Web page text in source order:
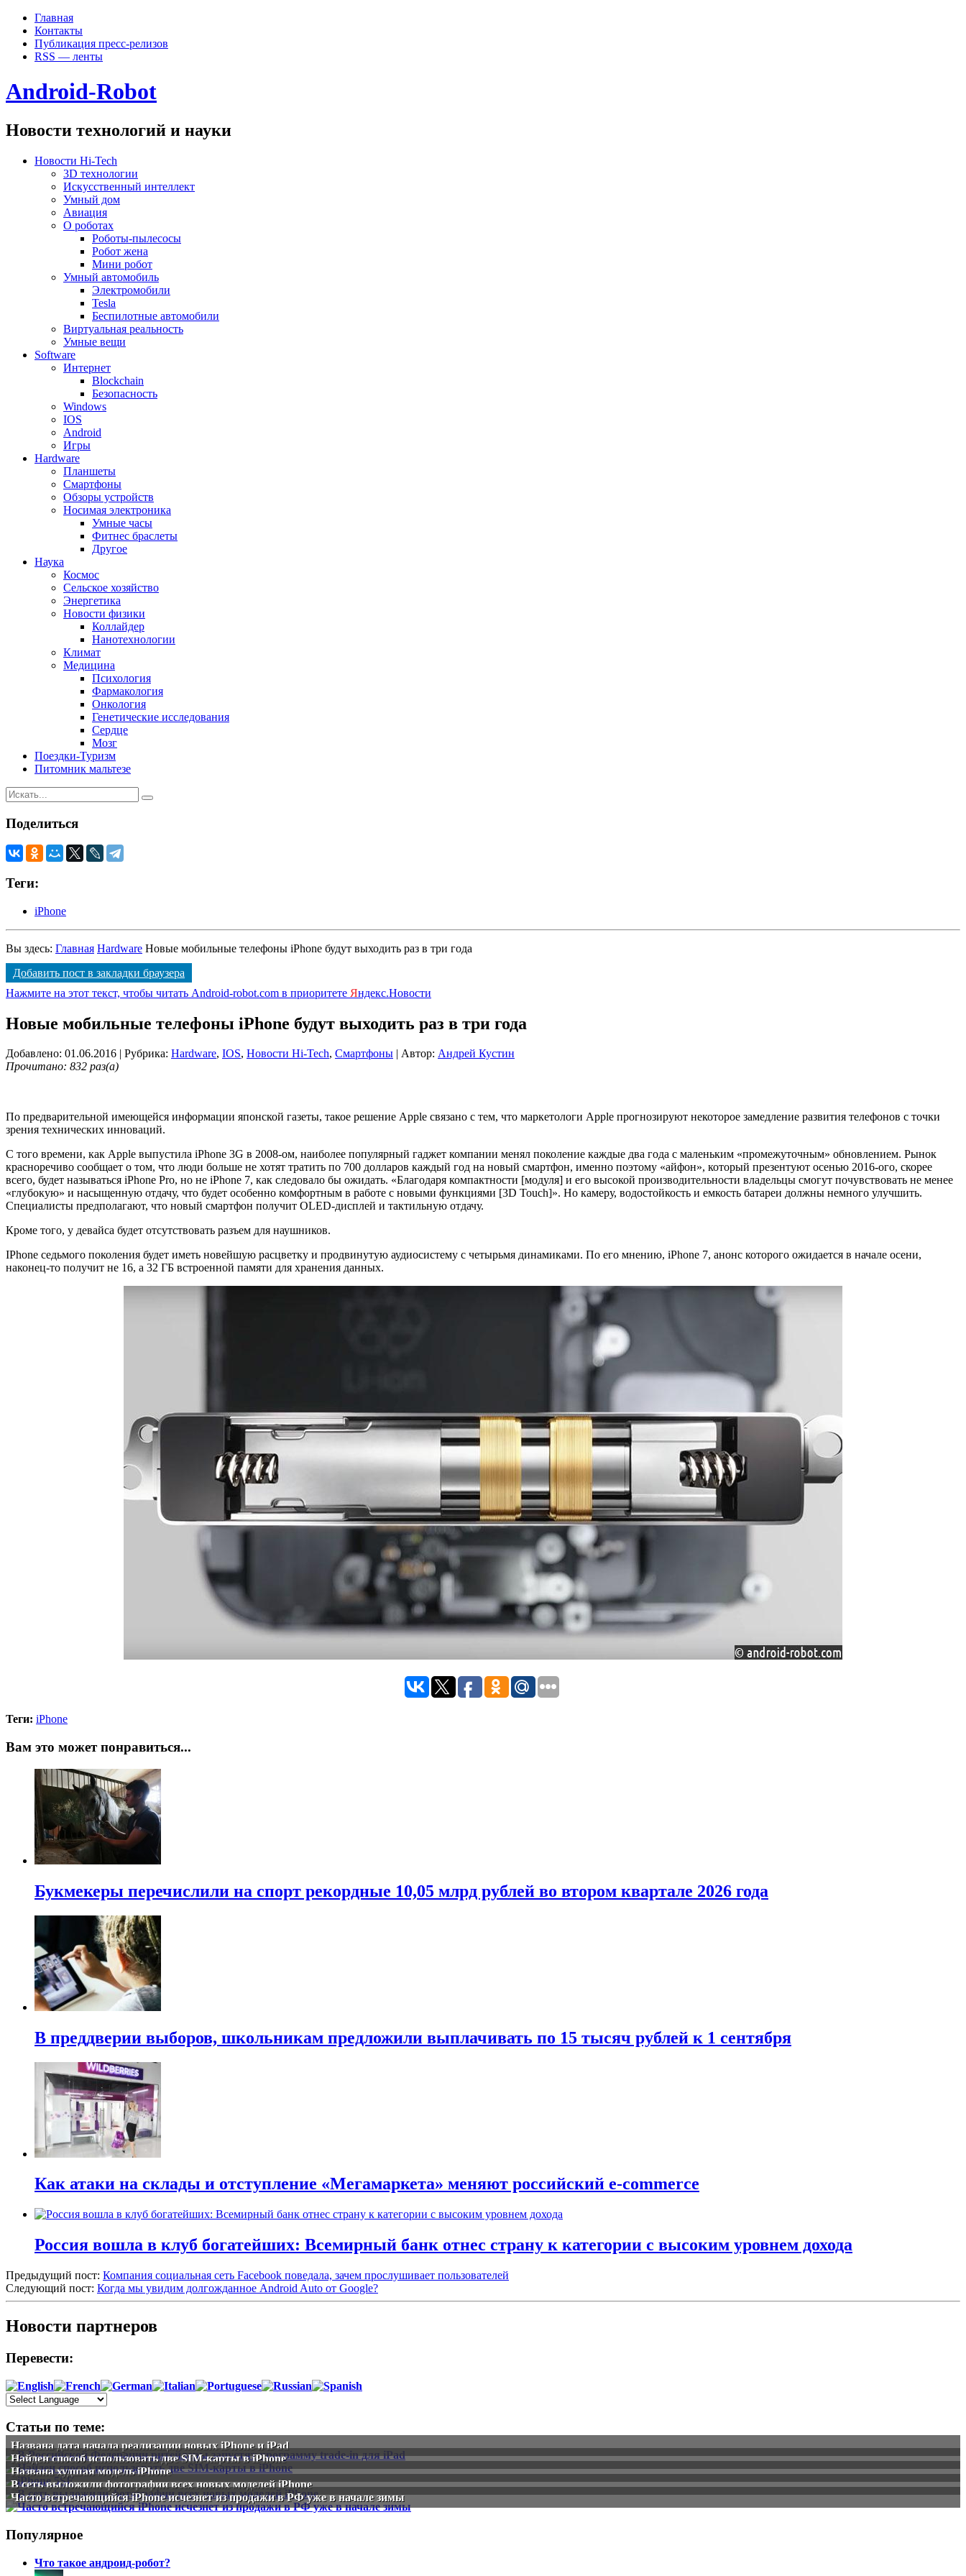
Главная
Контакты
Публикация пресс-релизов
RSS — ленты
Android-Robot
Новости технологий и науки
Новости Hi-Tech
3D технологии
Искусственный интеллект
Умный дом
Авиация
О роботах
Роботы-пылесосы
Робот жена
Мини робот
Умный автомобиль
Электромобили
Tesla
Беспилотные автомобили
Виртуальная реальность
Умные вещи
Software
Интернет
Blockchain
Безопасность
Windows
IOS
Android
Игры
Hardware
Планшеты
Смартфоны
Обзоры устройств
Носимая электроника
Умные часы
Фитнес браслеты
Другое
Наука
Космос
Сельское хозяйство
Энергетика
Новости физики
Коллайдер
Нанотехнологии
Климат
Медицина
Психология
Фармакология
Онкология
Генетические исследования
Сердце
Мозг
Поездки-Туризм
Питомник мальтезе
Поделиться
Теги:
iPhone
Вы здесь: Главная Hardware Новые мобильные телефоны iPhone будут выходить раз в три года
Добавить пост в закладки браузера
Нажмите на этот текст, чтобы читать Android-robot.com в приоритете Яндекс.Новости
Новые мобильные телефоны iPhone будут выходить раз в три года
Добавлено: 01.06.2016 | Рубрика: Hardware, IOS, Новости Hi-Tech, Смартфоны | Автор: Андрей Кустин
Прочитано: 832 раз(а)
По предварительной имеющейся информации японской газеты, такое решение Apple связано с тем, что маркетологи Apple прогнозируют некоторое замедление развития телефонов с точки
зрения технических инноваций.
С того времени, как Apple выпустила iPhone 3G в 2008-ом, наиболее популярный гаджет компании менял поколение каждые два года с маленьким «промежуточным» обновлением. Рынок
красноречиво сообщает о том, что люди больше не хотят тратить по 700 долларов каждый год на новый смартфон, именно поэтому «айфон», который презентуют осенью 2016-ого, скорее
всего, будет называться iPhone Pro, но не iPhone 7, как следовало бы ожидать. «Благодаря компактности [модуля] и его высокой производительности владельцы смогут почувствовать не менее
«глубокую» и насыщенную отдачу, что будет особенно комфортным в работе с новыми функциями [3D Touch]». Но камеру, водостойкость и емкость батареи должны немного улучшить.
Специалисты предполагают, что новый смартфон получит OLED-дисплей и тактильную отдачу.
Кроме того, у девайса будет отсутствовать разъем для наушников.
IPhone седьмого поколения будет иметь новейшую расцветку и продвинутую аудиосистему с четырьмя динамиками. По его мнению, iPhone 7, анонс которого ожидается в начале осени,
наконец-то получит не 16, а 32 ГБ встроенной памяти для хранения данных.
Теги: iPhone
Вам это может понравиться...
Букмекеры перечислили на спорт рекордные 10,05 млрд рублей во втором квартале 2026 года
В преддверии выборов, школьникам предложили выплачивать по 15 тысяч рублей к 1 сентября
Как атаки на склады и отступление «Мегамаркета» меняют российский e-commerce
Россия вошла в клуб богатейших: Всемирный банк отнес страну к категории с высоким уровнем дохода
Предыдущий пост: Компания социальная сеть Facebook поведала, зачем прослушивает пользователей
Следующий пост: Когда мы увидим долгожданное Android Auto от Google?
Новости партнеров
Перевести:
Статьи по теме:
Названа дата начала реализации новых iPhone и iPad
Найден способ использовать две SIM-карты в iPhone
Названа худшая модель iPhone
В сеть выложили фотографии всех новых моделей iPhone
Часто встречающийся iPhone исчезнет из продажи в РФ уже в начале зимы
Популярное
Что такое андроид-робот?